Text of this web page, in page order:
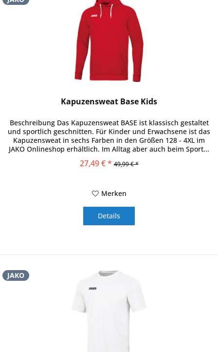
Kapuzensweat Base Kids
Beschreibung Das Kapuzensweat BASE ist klassisch gestaltet
und sportlich geschnitten. Für Kinder und Erwachsene ist das
Kapuzensweat in sechs Farben in den Größen 128 - 4XL im
JAKO Onlineshop erhältlich. Im Alltag aber auch beim Sport...
27,49 € * 49,99 € *
Merken
Details
JAKO